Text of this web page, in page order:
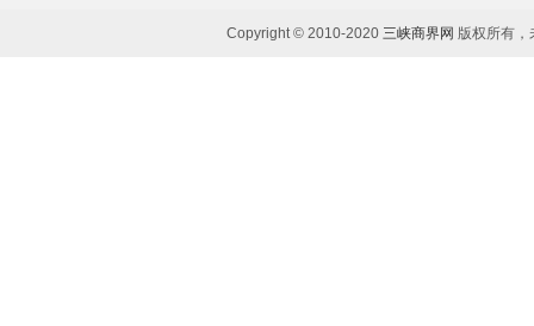
Copyright © 2010-2020 三峡商界网 版权所有